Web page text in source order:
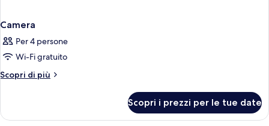
Camera
Per 4 persone
Wi-Fi gratuito
Scopri di più
Altri
Scopri i prezzi per le tue date